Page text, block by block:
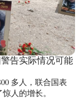
告实际情况可能
多人，联合国表
人的增长。